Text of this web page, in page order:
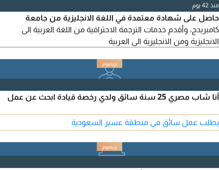
منذ 42 يوم
حاصل على شهادة معتمدة في اللغة الانجليزية من جامعة
كامبريدج، وأقدم خدمات الترجمة الاحترافية من اللغة العربية الى
الانجليزية ومن الانجليزية الى العربية
أنا شاب مصري 25 سنة سائق ولدي رخصة قيادة ابحث عن عمل
يطلب عمل سائق في منطقة عسير السعودية